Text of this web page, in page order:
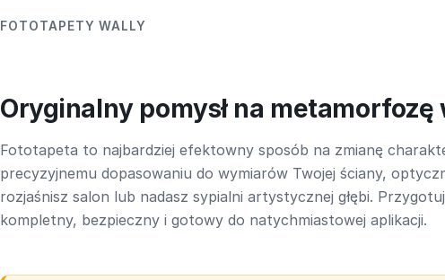
FOTOTAPETY WALLY
Oryginalny pomysł na
Fototapeta to najbardziej efektowny sposób na zmianę
precyzyjnemu dopasowaniu do wymiarów Twojej ściany,
rozjaśnisz salon lub nadasz sypialni artystycznej głębi.
kompletny, bezpieczny i gotowy do natychmiastowej aplikacji.